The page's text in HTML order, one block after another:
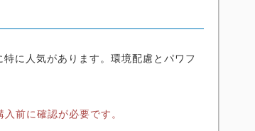
に人気があります。環境配慮とパワフ
前に確認が必要です。